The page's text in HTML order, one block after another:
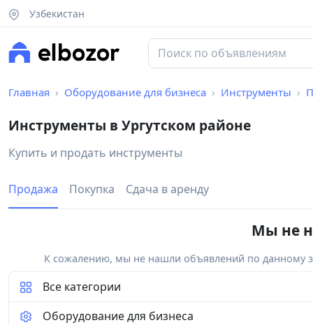
Узбекистан
Главная Оборудование для бизнеса Инструменты
Инструменты в Ургутском районе
Купить и продать инструменты
Продажа Покупка Сдача в аренду
Мы не
К сожалению, мы не нашли объявлений по данному
Все категории
Оборудование для бизнеса